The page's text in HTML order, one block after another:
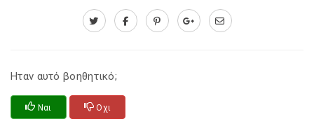
Ηταν αυτό βοηθητικό;
Ναι Οχι